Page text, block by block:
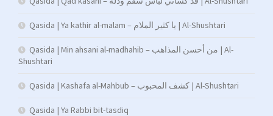
Qasida | Ya kathir al-malam – يا كثير الملام | Al-Shushtari
Qasida | Min ahsani al-madhahib – من أحسن المذاهب | Al-
Shushtari
Qasida | Kashafa al-Mahbub – كشف المحبوب | Al-Shushtari
Qasida | Ya Rabbi bit-tasdiq